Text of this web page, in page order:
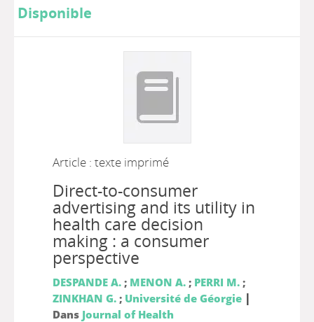
Disponible
Article : texte imprimé
Direct-to-consumer
advertising and its utility in
health care decision
making : a consumer
perspective
DESPANDE A.; MENON A.; PERRI M.;
ZINKHAN G.; Université de Géorgie |
Dans Journal of Health